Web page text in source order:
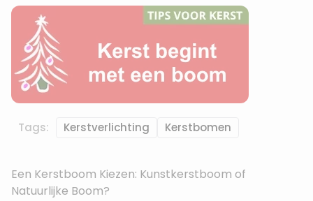
Tags: Kerstverlichting Kerstbomen
Een Kerstboom Kiezen: Kunstkerstboom of
Natuurlijke Boom?